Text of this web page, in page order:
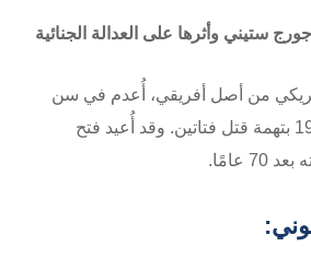
ستيني وأثرها على العدالة الجنائية
من أصل أفريقي، أُعدم في سن
الرابعة عشرة عام 1944 بتهمة قتل فتاتين. وقد أُعيد فتح
عامًا.